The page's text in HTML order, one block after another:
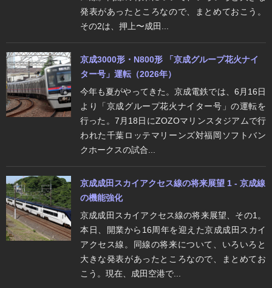
発表があったところなので、まとめておこう。
その2は、押上〜成田...
京成3000形・N800形 「京成グループ花火ナイ
ター号」運転（2026年）
今年も夏がやってきた。京成電鉄では、6月16日
より「京成グループ花火ナイター号」の運転を
行った。7月18日にZOZOマリンスタジアムで行
われた千葉ロッテマリーンズ対福岡ソフトバン
クホークスの試合...
京成成田スカイアクセス線の将来展望 1 - 京成線
の機能強化
京成成田スカイアクセス線の将来展望、その1。
本日、開業から16周年を迎えた京成成田スカイ
アクセス線。同線の将来について、いろいろと
大きな発表があったところなので、まとめてお
こう。現在、成田空港で...